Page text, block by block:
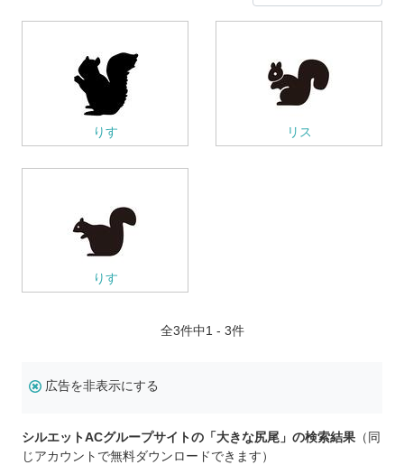
りす リス
りす
全3件中1 - 3件
広告を非表示にする
シルエットACグループサイトの「大きな尻尾」の検索結果 （同
じアカウントで無料ダウンロードできます）